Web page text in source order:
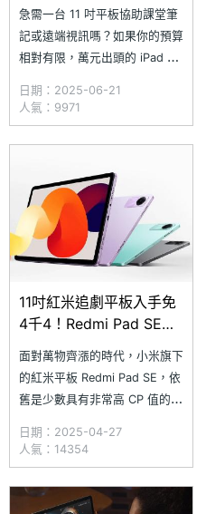
(2025.6)
急需一台 11 吋平板協助課堂筆
記或遠端視訊嗎？如果你的預算
相對有限，萬元出頭的 iPad 也
有更平價的好選擇，由小米推出
的 Redmi Pad SE 不僅具備 11
吋 90Hz 大螢幕，還擁有立體
影音娛樂都能滿足，更重要
日期：2025-06-21
人氣：9971
11吋紅米追劇平板入手免
4千4！Redmi Pad SE通
路最低價格一次看
(2025.4)
面對萬物齊漲的時代，小米旗下
的紅米平板 Redmi Pad SE，依
舊是少數具有非常高 CP 值的平
的親民售價外，同時還配備 11
吋 90Hz 大螢幕、4 立體聲揚聲
器與 8,000mAh 電池，不管你
是要用來追影劇、上網課做筆記
日期：2025-04-27
人氣：14354